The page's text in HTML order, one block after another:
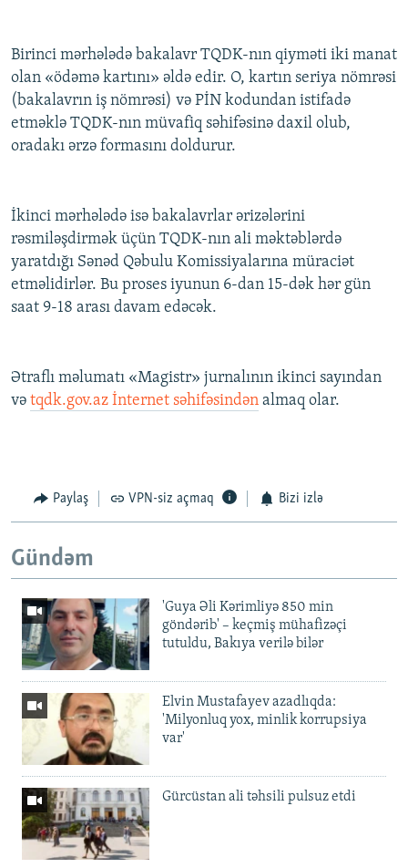
Birinci mərhələdə bakalavr TQDK-nın qiyməti iki manat
olan «ödəmə kartını» əldə edir. O, kartın seriya nömrəsi
(bakalavrın iş nömrəsi) və PİN kodundan istifadə
etməklə TQDK-nın müvafiq səhifəsinə daxil olub,
oradakı ərzə formasını doldurur.
İkinci mərhələdə isə bakalavrlar ərizələrini
rəsmiləşdirmək üçün TQDK-nın ali məktəblərdə
yaratdığı Sənəd Qəbulu Komissiyalarına müraciət
etməlidirlər. Bu proses iyunun 6-dan 15-dək hər gün
saat 9-18 arası davam edəcək.
Ətraflı məlumatı «Magistr» jurnalının ikinci sayından
və tqdk.gov.az İnternet səhifəsindən almaq olar.
Paylaş VPN-siz açmaq Bizi izlə
Gündəm
'Guya Əli Kərimliyə 850 min
göndərib' – keçmiş mühafizəçi
tutuldu, Bakıya verilə bilər
Elvin Mustafayev azadlıqda:
'Milyonluq yox, minlik korrupsiya
var'
Gürcüstan ali təhsili pulsuz etdi